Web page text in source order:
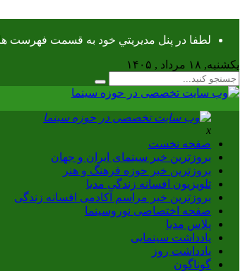
لطفا در پنل مديريتي خود به قسمت فهرست ها
یکشنبه, ۱۸ مرداد , ۱۴۰۵
x
صفحه نخست
بروزترین خبر سینمای ایران و جهان
بروزترین خبر حوزه فرهنگ و هنر
تلویزیون افسانه زندگی مدیا
بروزترین خبر مراسم آکادمی افسانه زندگی
صفحه اختصاصی نوروسینما
پلاس مدیا
یادداشت سینمایی
یادداشت روز
گوناگون